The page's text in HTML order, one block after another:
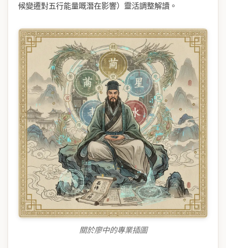
候變遷對五行能量嘅潛在影響）靈活調整解讀。
關於廖中的專業插圖